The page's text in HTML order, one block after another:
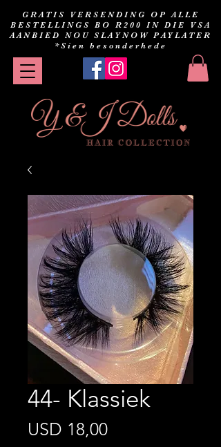
GRATIS VERSENDING OP ALLE
BESTELLINGS BO R200 IN DIE VSA
AANBIED NOU SLAYNOW PAYLATER
*Sien besonderhede
44- Klassiek
USD 18,00Price